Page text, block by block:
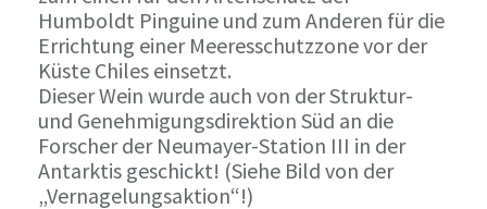
Humboldt Pinguine und zum Anderen für die
Errichtung einer Meeresschutzzone vor der
Küste Chiles einsetzt.
Dieser Wein wurde auch von der Struktur-
und Genehmigungsdirektion Süd an die
Forscher der Neumayer-Station III in der
Antarktis geschickt! (Siehe Bild von der
„Vernagelungsaktion“!)